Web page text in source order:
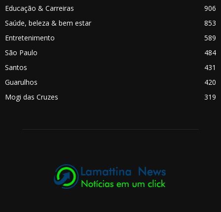
Educação & Carreiras
906
Saúde, beleza & bem estar
853
Entretenimento
589
São Paulo
484
Santos
431
Guarulhos
420
Mogi das Cruzes
319